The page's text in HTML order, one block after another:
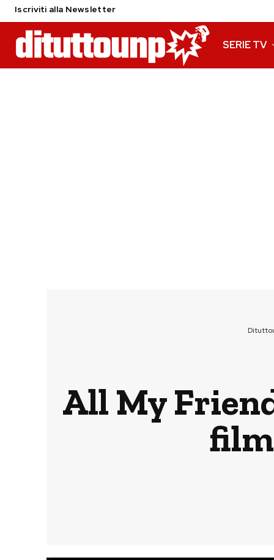
Iscriviti alla Newsletter
SERIE TV
All My